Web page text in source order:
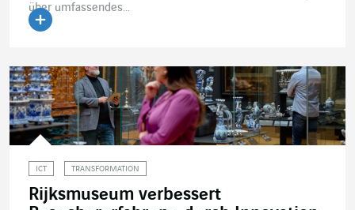
über umfassendes...
ICT TRANSFORMATION
Rijksmuseum verbessert